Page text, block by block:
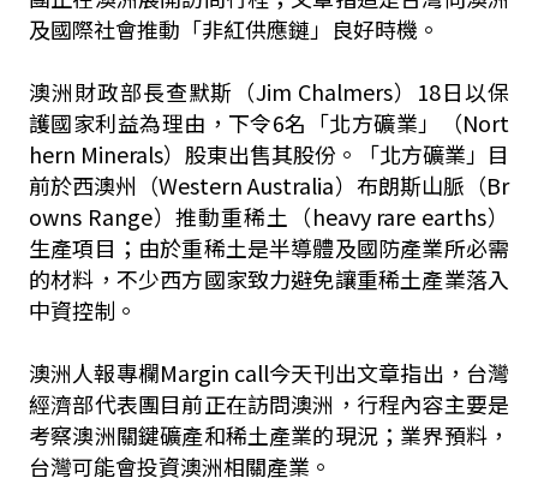
及國際社會推動「非紅供應鏈」良好時機。
澳洲財政部長查默斯（Jim Chalmers）18日以保
護國家利益為理由，下令6名「北方礦業」（Nort
hern Minerals）股東出售其股份。「北方礦業」目
前於西澳州（Western Australia）布朗斯山脈（Br
owns Range）推動重稀土（heavy rare earths）
生產項目；由於重稀土是半導體及國防產業所必需
的材料，不少西方國家致力避免讓重稀土產業落入
中資控制。
澳洲人報專欄Margin call今天刊出文章指出，台灣
經濟部代表團目前正在訪問澳洲，行程內容主要是
考察澳洲關鍵礦產和稀土產業的現況；業界預料，
台灣可能會投資澳洲相關產業。